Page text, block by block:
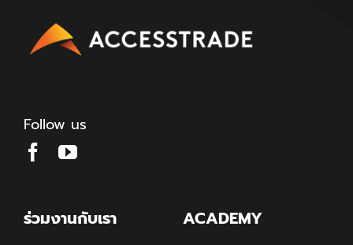
Follow us
ร่วมงานกับเรา ACADEMY